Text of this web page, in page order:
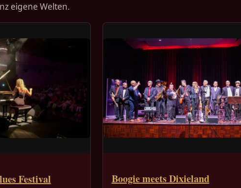
eigene Welten.
Festival Boogie meets Dixieland